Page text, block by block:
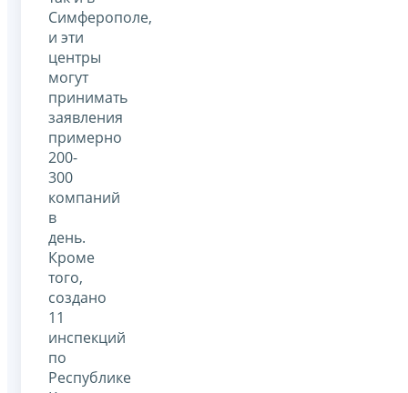
Симферополе,
и эти
центры
могут
принимать
заявления
примерно
200-
300
компаний
в
день.
Кроме
того,
создано
11
инспекций
по
Республике